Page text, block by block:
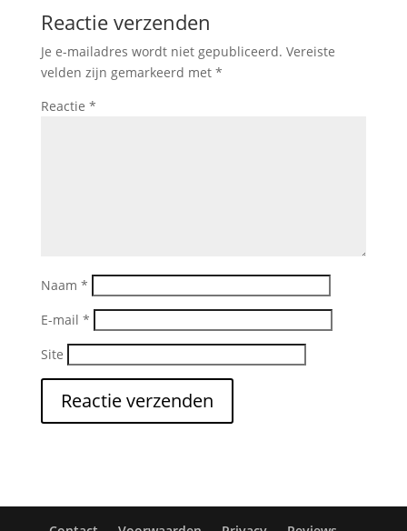
Reactie verzenden
Je e-mailadres wordt niet gepubliceerd. Vereiste
velden zijn gemarkeerd met *
Reactie *
Naam *
E-mail *
Site